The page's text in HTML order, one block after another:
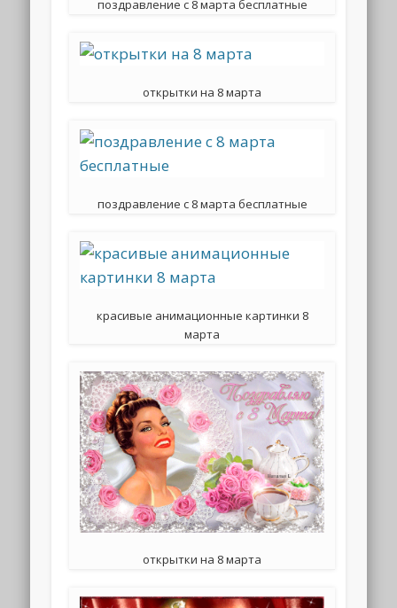
поздравление с 8 марта бесплатные
открытки на 8 марта
поздравление с 8 марта бесплатные
красивые анимационные картинки 8
марта
открытки на 8 марта